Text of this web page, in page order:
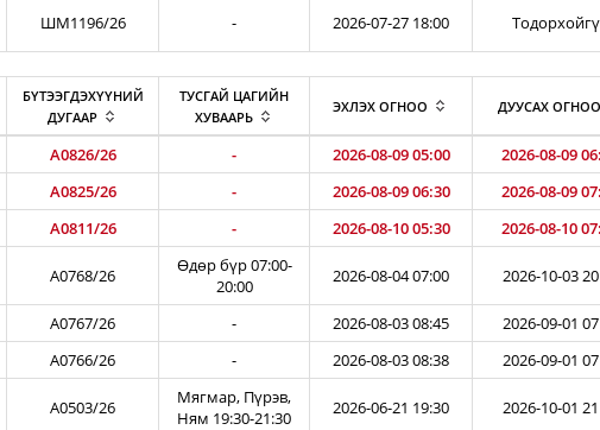
ШМ1196/26 - 2026-07-27 18:00
БҮТЭЭГДЭХҮҮНИЙ
ДУГААР
ТУСГАЙ ЦАГИЙН
ХУВААРЬ
ЭХЛЭХ ОГНОО ДУУСАХ ОГНОО
A0826/26 - 2026-08-09 05:00
2026-08-09
A0825/26 - 2026-08-09 06:30
2026-08-09
A0811/26 - 2026-08-10 05:30 2026-08-10
A0768/26
Өдөр бүр 07:00-
20:00
2026-08-04 07:00 2026-10-03
A0767/26 - 2026-08-03 08:45
2026-09-01
A0766/26 - 2026-08-03 08:38 2026-09-01
A0503/26
Мягмар, Пүрэв,
Ням 19:30-21:30
2026-06-21 19:30 2026-10-01